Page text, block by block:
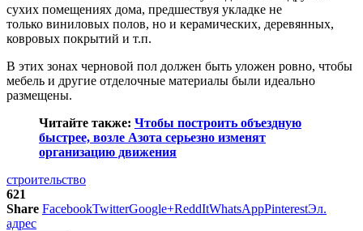
сухих помещениях дома, предшествуя укладке не
только виниловых полов, но и керамических, деревянных,
ковровых покрытий и т.п.
В этих зонах черновой пол должен быть уложен ровно, чтобы
мебель и другие отделочные материалы были идеально
размещены.
Читайте также: Чтобы построить объездную
быстрее, возле Азота серьезно изменят
организацию движения
строительство
621
Share FacebookTwitterGoogle+ReddItWhatsAppPinterestЭл.
адрес